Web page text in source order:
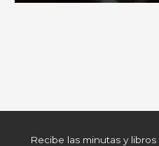
Recibe las minutas y